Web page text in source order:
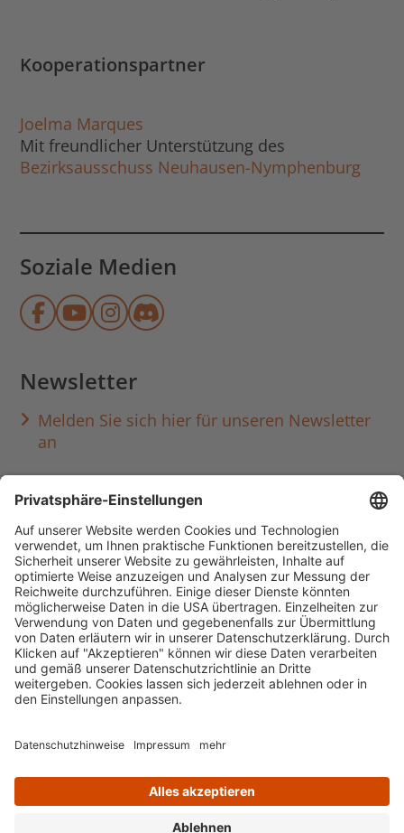
Kooperationspartner
Joelma Marques
Mit freundlicher Unterstützung des
Bezirksausschuss Neuhausen-Nymphenburg
Soziale Medien
Münchner Stadtbibliothek auf
Münchner Stadtbibliothek auf
Münchner Stadtbibliothek
Münchner
Newsletter
Melden Sie sich hier für unseren Newsletter
an
Häufig aufgerufen
Standorte & Öffnungszeiten
anmelden & ausleihen
Ausbildung & Karriere
Impressum Datenschutz Barrierefreiheit
literaturportal-bayern.de